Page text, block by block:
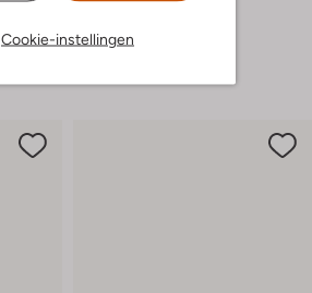
Cookie-instellingen
Lage sneakers